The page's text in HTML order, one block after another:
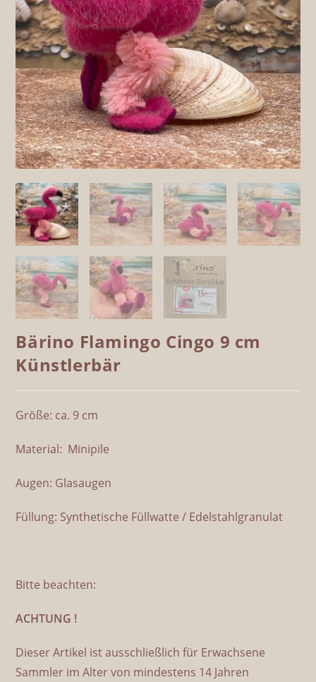
Bärino Flamingo Cingo 9 cm
Künstlerbär
Größe: ca. 9 cm
Material: Minipile
Augen: Glasaugen
Füllung: Synthetische Füllwatte / Edelstahlgranulat
Bitte beachten:
ACHTUNG !
Dieser Artikel ist ausschließlich für Erwachsene
Sammler im Alter von mindestens 14 Jahren